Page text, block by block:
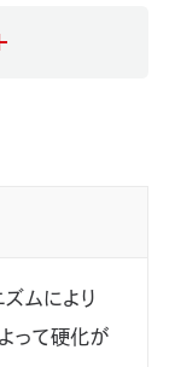
木質素材
ムにより
って硬化が